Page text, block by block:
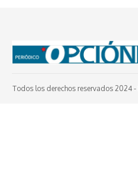
Todos los derechos reservados 2024 -